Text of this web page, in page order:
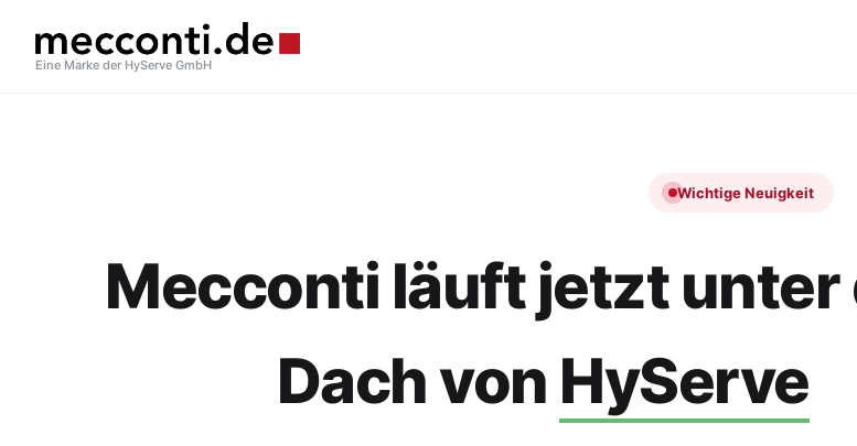
Eine Marke der HyServe GmbH
Wichtige Neuigkeit
Mecconti läuft jetzt unter
Dach von HyServe